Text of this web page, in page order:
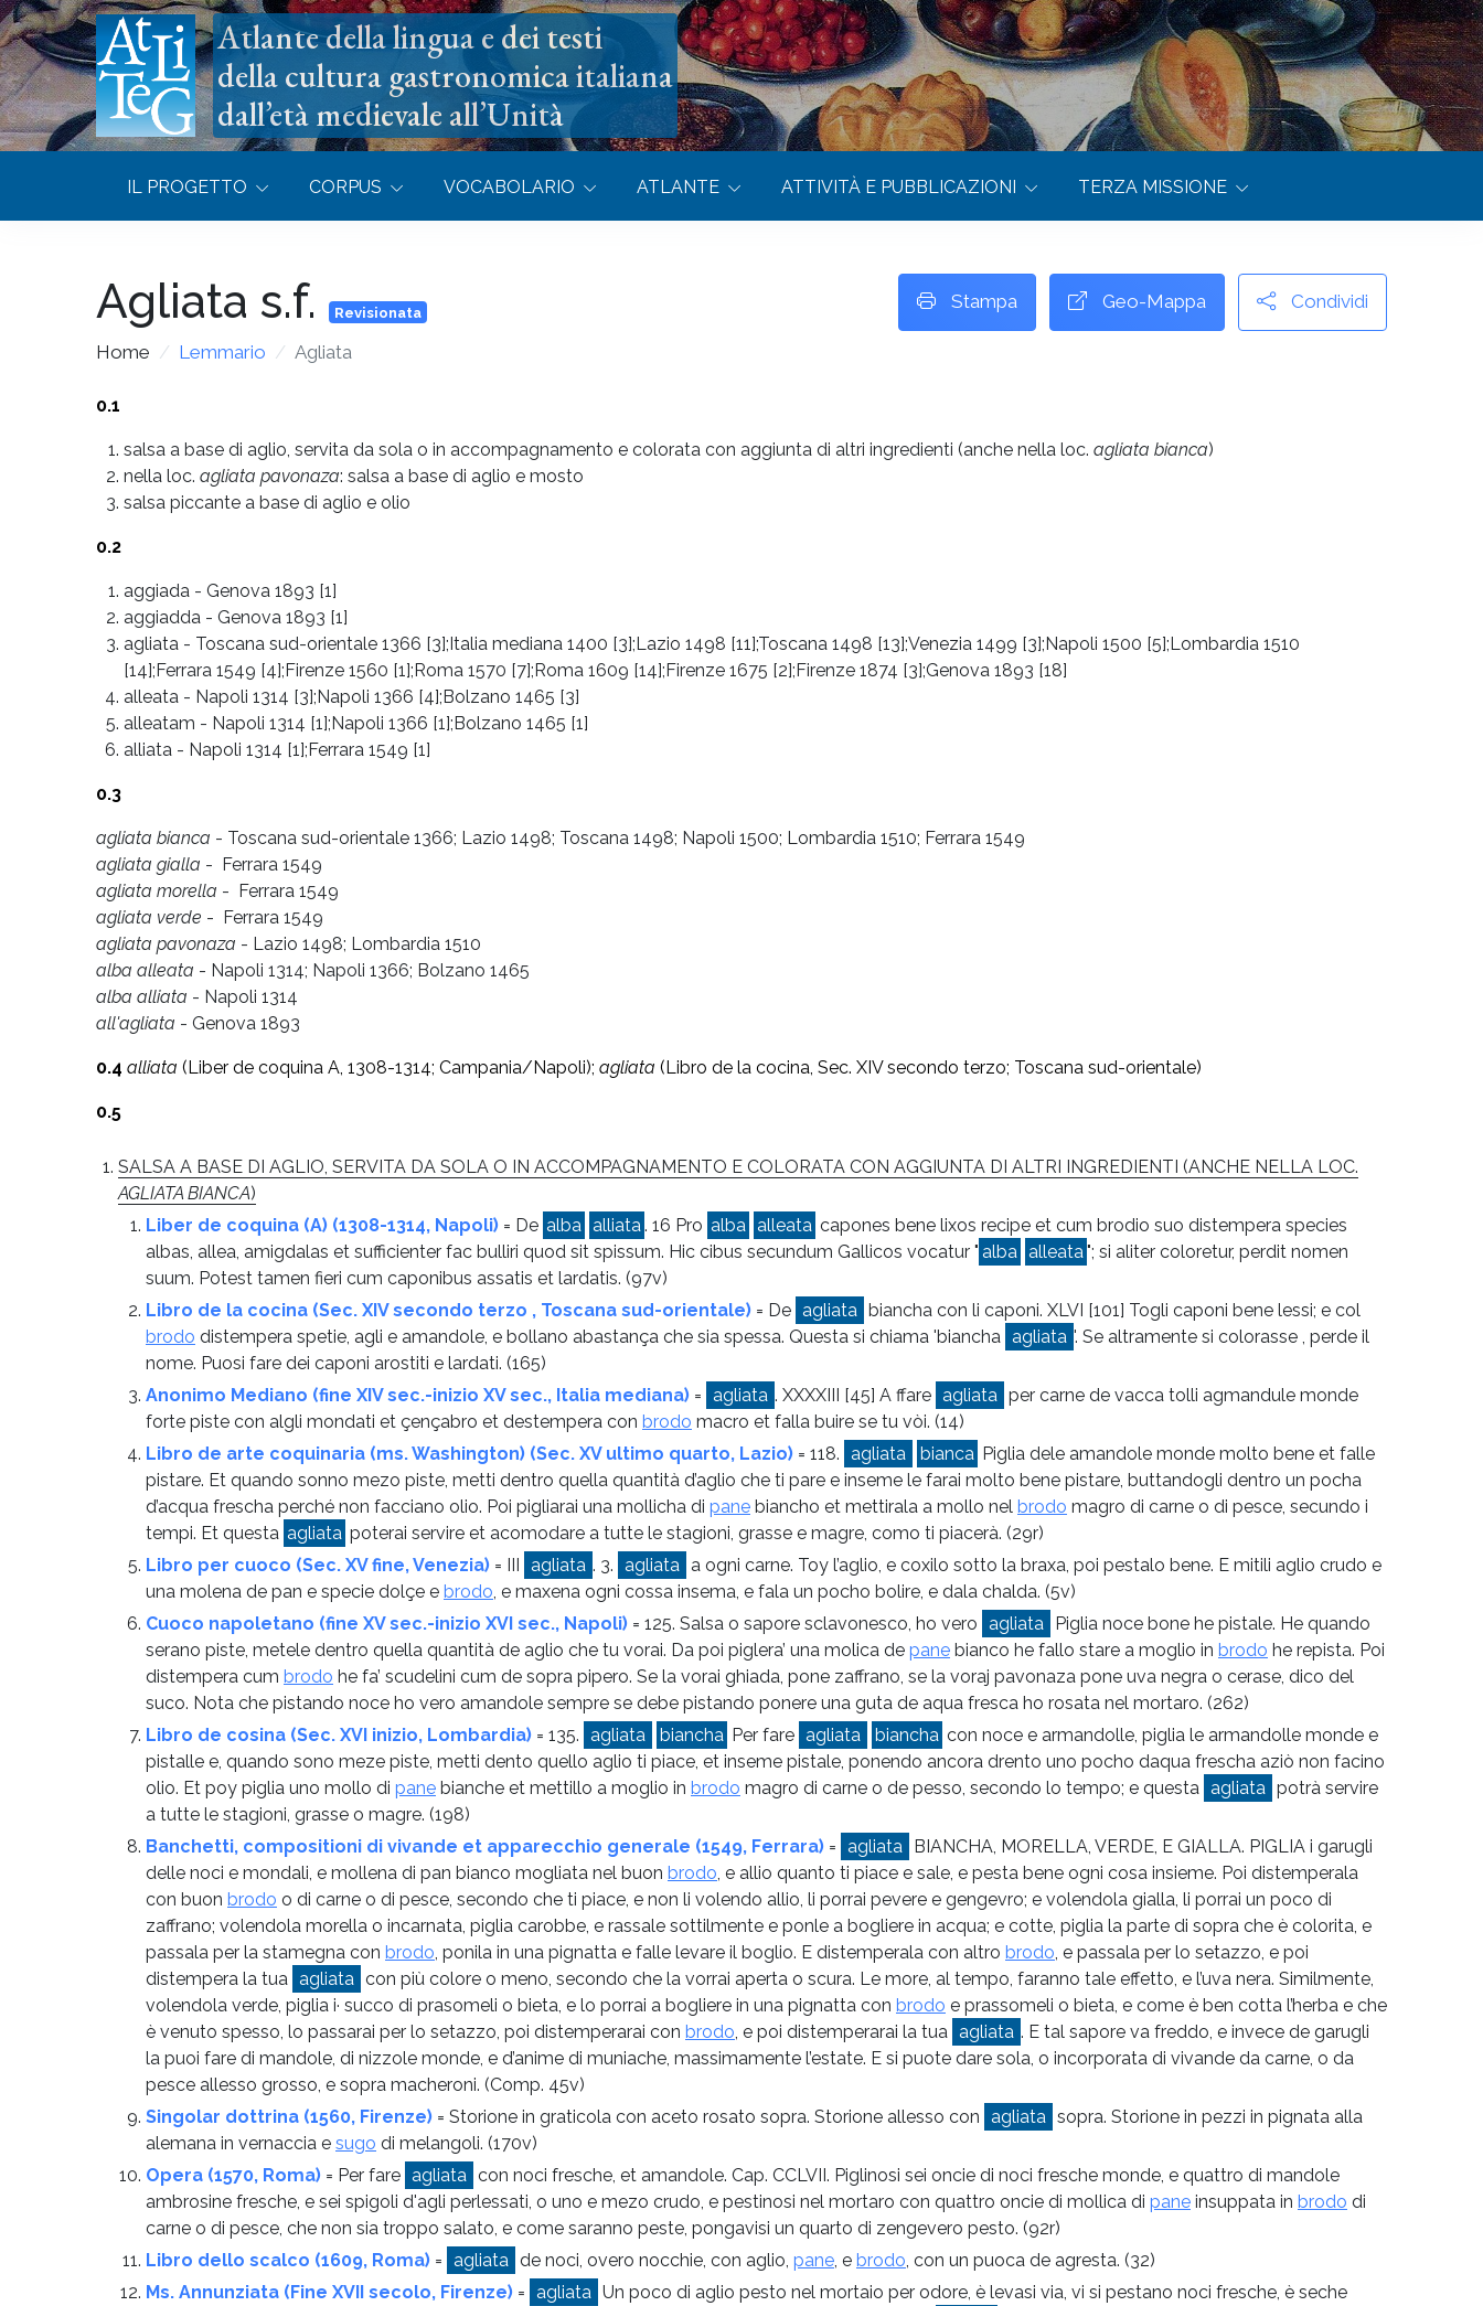
Atlante della lingua e dei testi
della cultura gastronomica italiana
dall’età medievale all’Unità
IL PROGETTO CORPUS VOCABOLARIO ATLANTE ATTIVITÀ E PUBBLICAZIONI TERZA MISSIONE
Agliata s.f. Revisionata
Home Lemmario Agliata
Stampa Geo-Mappa Condividi
0.1
salsa a base di aglio, servita da sola o in accompagnamento e colorata con aggiunta di altri ingredienti (anche nella loc. agliata bianca)
nella loc. agliata pavonaza: salsa a base di aglio e mosto
salsa piccante a base di aglio e olio
0.2
aggiada - Genova 1893 [1]
aggiadda - Genova 1893 [1]
agliata - Toscana sud-orientale 1366 [3];Italia mediana 1400 [3];Lazio 1498 [11];Toscana 1498 [13];Venezia 1499 [3];Napoli 1500 [5];Lombardia 1510
[14];Ferrara 1549 [4];Firenze 1560 [1];Roma 1570 [7];Roma 1609 [14];Firenze 1675 [2];Firenze 1874 [3];Genova 1893 [18]
alleata - Napoli 1314 [3];Napoli 1366 [4];Bolzano 1465 [3]
alleatam - Napoli 1314 [1];Napoli 1366 [1];Bolzano 1465 [1]
alliata - Napoli 1314 [1];Ferrara 1549 [1]
0.3
agliata bianca - Toscana sud-orientale 1366; Lazio 1498; Toscana 1498; Napoli 1500; Lombardia 1510; Ferrara 1549
agliata gialla - Ferrara 1549
agliata morella - Ferrara 1549
agliata verde - Ferrara 1549
agliata pavonaza - Lazio 1498; Lombardia 1510
alba alleata - Napoli 1314; Napoli 1366; Bolzano 1465
alba alliata - Napoli 1314
all'agliata - Genova 1893
0.4 alliata (Liber de coquina A, 1308-1314; Campania/Napoli); agliata (Libro de la cocina, Sec. XIV secondo terzo; Toscana sud-orientale)
0.5
SALSA A BASE DI AGLIO, SERVITA DA SOLA O IN ACCOMPAGNAMENTO E COLORATA CON AGGIUNTA DI ALTRI INGREDIENTI (ANCHE NELLA LOC.
AGLIATA BIANCA)
Liber de coquina (A) (1308-1314, Napoli) = De alba alliata . 16 Pro alba alleata capones bene lixos recipe et cum brodio suo distempera species
albas, allea, amigdalas et sufficienter fac bulliri quod sit spissum. Hic cibus secundum Gallicos vocatur " alba alleata "; si aliter coloretur, perdit nomen
suum. Potest tamen fieri cum caponibus assatis et lardatis. (97v)
Libro de la cocina (Sec. XIV secondo terzo , Toscana sud-orientale) = De agliata biancha con li caponi. XLVI [101] Togli caponi bene lessi; e col
brodo distempera spetie, agli e amandole, e bollano abastança che sia spessa. Questa si chiama 'biancha agliata '. Se altramente si colorasse , perde il
nome. Puosi fare dei caponi arostiti e lardati. (165)
Anonimo Mediano (fine XIV sec.-inizio XV sec., Italia mediana) = agliata . XXXXIII [45] A ffare agliata per carne de vacca tolli agmandule monde
forte piste con algli mondati et çençabro et destempera con brodo macro et falla buire se tu vòi. (14)
Libro de arte coquinaria (ms. Washington) (Sec. XV ultimo quarto, Lazio) = 118. agliata bianca Piglia dele amandole monde molto bene et falle
pistare. Et quando sonno mezo piste, metti dentro quella quantità d’aglio che ti pare e inseme le farai molto bene pistare, buttandogli dentro un pocha
d’acqua frescha perché non facciano olio. Poi pigliarai una mollicha di pane biancho et mettirala a mollo nel brodo magro di carne o di pesce, secundo i
tempi. Et questa agliata poterai servire et acomodare a tutte le stagioni, grasse e magre, como ti piacerà. (29r)
Libro per cuoco (Sec. XV fine, Venezia) = III agliata . 3. agliata
a ogni carne. Toy l’aglio, e coxilo sotto la braxa, poi pestalo bene. E mitili aglio crudo e
una molena de pan e specie dolçe e brodo , e maxena ogni cossa insema, e fala un pocho bolire, e dala chalda. (5v)
Cuoco napoletano (fine XV sec.-inizio XVI sec., Napoli) = 125. Salsa o sapore sclavonesco, ho vero agliata
Piglia noce bone he pistale. He quando
serano piste, metele dentro quella quantità de aglio che tu vorai. Da poi piglera’ una molica de pane bianco he fallo stare a moglio in brodo he repista. Poi
distempera cum brodo he fa’ scudelini cum de sopra pipero. Se la vorai ghiada, pone zaffrano, se la voraj pavonaza pone uva negra o cerase, dico del
suco. Nota che pistando noce ho vero amandole sempre se debe pistando ponere una guta de aqua fresca ho rosata nel mortaro. (262)
Libro de cosina (Sec. XVI inizio, Lombardia) = 135. agliata biancha Per fare agliata biancha con noce e armandolle, piglia le armandolle monde e
pistalle e, quando sono meze piste, metti dento quello aglio ti piace, et inseme pistale, ponendo ancora drento uno pocho daqua frescha aziò non facino
olio. Et poy piglia uno mollo di pane bianche et mettillo a moglio in brodo magro di carne o de pesso, secondo lo tempo; e questa agliata potrà servire
a tutte le stagioni, grasse o magre. (198)
Banchetti, compositioni di vivande et apparecchio generale (1549, Ferrara) = agliata
BIANCHA, MORELLA, VERDE, E GIALLA. PIGLIA i garugli
delle noci e mondali, e mollena di pan bianco mogliata nel buon brodo , e allio quanto ti piace e sale, e pesta bene ogni cosa insieme. Poi distemperala
con buon brodo o di carne o di pesce, secondo che ti piace, e non li volendo allio, li porrai pevere e gengevro; e volendola gialla, li porrai un poco di
zaffrano; volendola morella o incarnata, piglia carobbe, e rassale sottilmente e ponle a bogliere in acqua; e cotte, piglia la parte di sopra che è colorita, e
passala per la stamegna con brodo , ponila in una pignatta e falle levare il boglio. E distemperala con altro brodo , e passala per lo setazzo, e poi
distempera la tua agliata con più colore o meno, secondo che la vorrai aperta o scura. Le more, al tempo, faranno tale effetto, e l’uva nera. Similmente,
volendola verde, piglia i· succo di prasomeli o bieta, e lo porrai a bogliere in una pignatta con brodo e prassomeli o bieta, e come è ben cotta l’herba e che
è venuto spesso, lo passarai per lo setazzo, poi distemperarai con brodo , e poi distemperarai la tua agliata . E tal sapore va freddo, e invece de garugli
la puoi fare di mandole, di nizzole monde, e d’anime di muniache, massimamente l’estate. E si puote dare sola, o incorporata di vivande da carne, o da
pesce allesso grosso, e sopra macheroni. (Comp. 45v)
Singolar dottrina (1560, Firenze) = Storione in graticola con aceto rosato sopra. Storione allesso con agliata sopra. Storione in pezzi in pignata alla
alemana in vernaccia e sugo di melangoli. (170v)
Opera (1570, Roma) = Per fare agliata con noci fresche, et amandole. Cap. CCLVII. Piglinosi sei oncie di noci fresche monde, e quattro di mandole
ambrosine fresche, e sei spigoli d'agli perlessati, o uno e mezo crudo, e pestinosi nel mortaro con quattro oncie di mollica di pane insuppata in brodo di
carne o di pesce, che non sia troppo salato, e come saranno peste, pongavisi un quarto di zengevero pesto. (92r)
Libro dello scalco (1609, Roma) = agliata de noci, overo nocchie, con aglio, pane , e brodo , con un puoca de agresta. (32)
Ms. Annunziata (Fine XVII secolo, Firenze) = agliata Un poco di aglio pesto nel mortaio per odore, è levasi via, vi si pestano noci fresche, è seche